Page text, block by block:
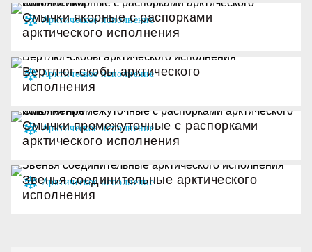
Смычки якорные с распорками
арктического исполнения
Вертлюг-скобы арктического
исполнения
Смычки промежуточные с распорками
арктического исполнения
Звенья соединительные арктического
исполнения